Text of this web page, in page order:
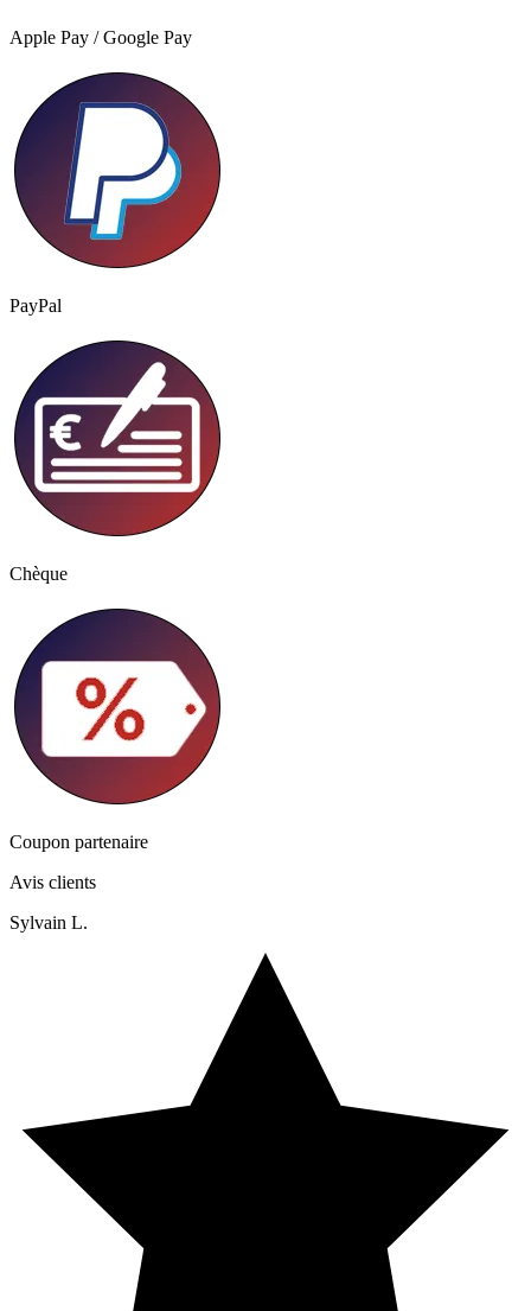
Apple Pay / Google Pay
PayPal
Chèque
Coupon partenaire
Avis clients
Sylvain L.